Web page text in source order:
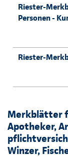
Riester-
Personen -
Riester-
Merkblätter
Apotheker,
Winzer,